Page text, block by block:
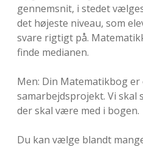
gennemsnit, i stedet
det højeste niveau, som
svare rigtigt på.
finde medianen.
Men: Din Matematikbog er
samarbejdsprojekt. Vi skal
der skal være med i bogen.
Du kan vælge blandt